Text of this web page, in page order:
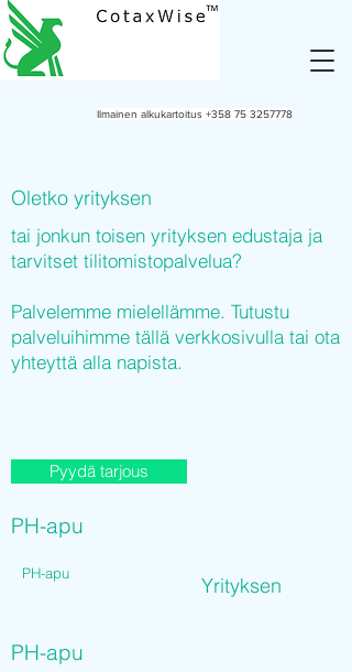
Ilmainen alkukartoitus +358 75 3257778
Oletko yrityksen
tai jonkun toisen yrityksen edustaja ja
tarvitset tilitomistopalvelua?
Palvelemme mielellämme. Tutustu
palveluihimme tällä verkkosivulla tai ota
yhteyttä alla napista.
PH-apu
Pyydä tarjous
PH-apu Yrityksen
PH-apu